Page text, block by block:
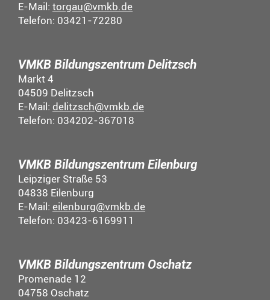
E-Mail: torgau@vmkb.de
Telefon: 03421-72280
VMKB Bildungszentrum Delitzsch
Markt 4
04509 Delitzsch
E-Mail: delitzsch@vmkb.de
Telefon: 034202-367018
VMKB Bildungszentrum Eilenburg
Leipziger Straße 53
04838 Eilenburg
E-Mail: eilenburg@vmkb.de
Telefon: 03423-6169911
VMKB Bildungszentrum Oschatz
Promenade 12
04758 Oschatz